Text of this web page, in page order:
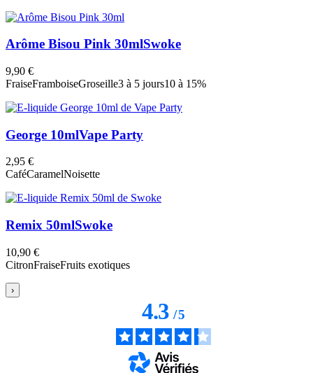
Arôme Bisou Pink 30mlSwoke
9,90 €
FraiseFramboiseGroseille3 à 5 jours10 à 15%
George 10mlVape Party
2,95 €
CaféCaramelNoisette
Remix 50mlSwoke
10,90 €
CitronFraiseFruits exotiques
›
4.3/5